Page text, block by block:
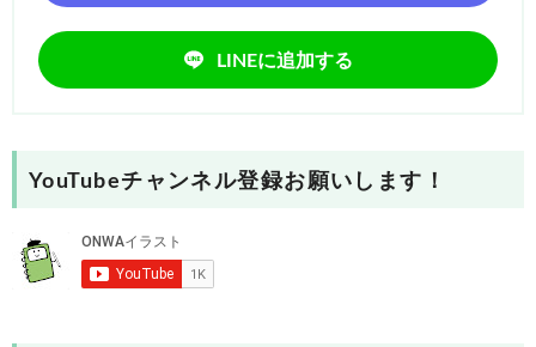
LINEに追加する
YouTubeチャンネル登録お願いします！